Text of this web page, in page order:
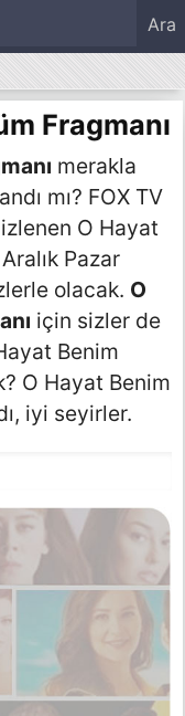
Ara
Fragmanı
merakla
mı? FOX TV
O Hayat
Pazar
olacak. O
için sizler de
Benim
O Hayat Benim
iyi seyirler.